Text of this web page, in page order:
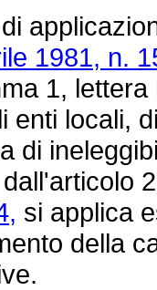
1981, n.
1,
enti locali,
di
si applica
della